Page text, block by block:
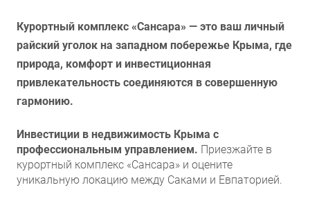
Курортный комплекс «Сансара» — это ваш личный
райский уголок на западном побережье Крыма, где
природа, комфорт и инвестиционная
привлекательность соединяются в совершенную
гармонию.
Инвестиции в недвижимость Крыма с
профессиональным управлением. Приезжайте в
курортный комплекс «Сансара» и оцените
уникальную локацию между Саками и Евпаторией.